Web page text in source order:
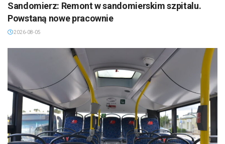
Sandomierz: Remont w sandomierskim szpitalu.
Powstaną nowe pracownie
2026-08-05